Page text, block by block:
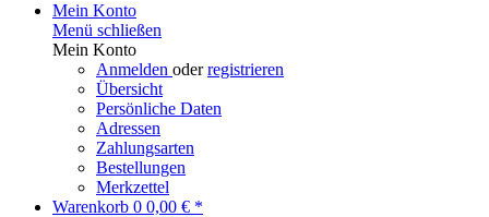
Mein Konto
Menü schließen
Mein Konto
Anmelden oderregistrieren
Übersicht
Persönliche Daten
Adressen
Zahlungsarten
Bestellungen
Merkzettel
Warenkorb 0 0,00 € *